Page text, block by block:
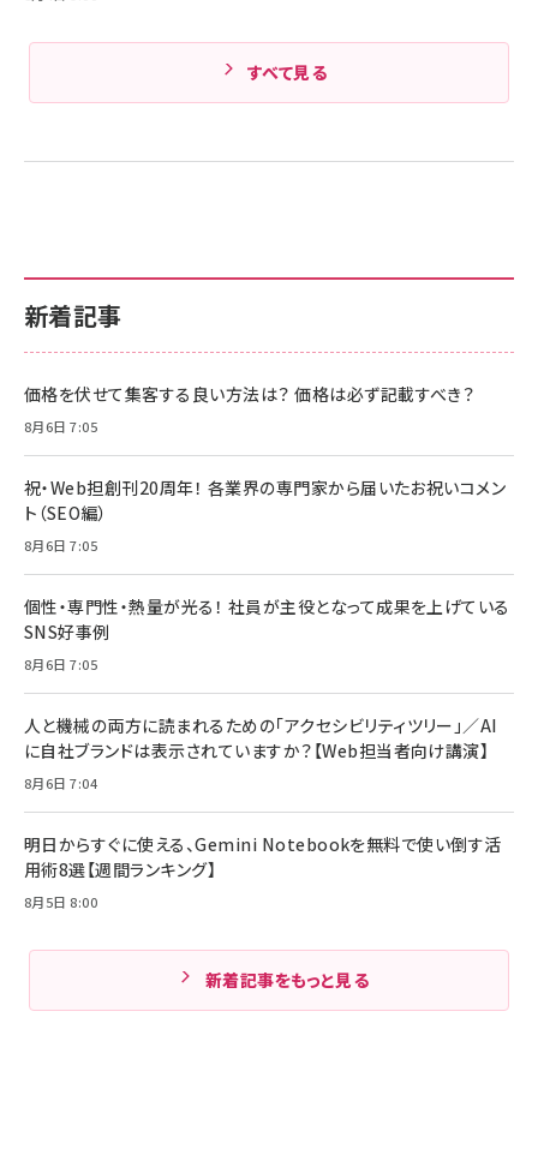
新着記事
価格を伏せて集客する良い方法は？ 価格は必ず記載すべき？
8月6日 7:05
祝・Web担創刊20周年！ 各業界の専門家から届いたお祝いコメン
ト（SEO編）
8月6日 7:05
個性・専門性・熱量が光る！ 社員が主役となって成果を上げている
SNS好事例
8月6日 7:05
人と機械の両方に読まれるための「アクセシビリティツリー」／AI
に自社ブランドは表示されていますか？【Web担当者向け講演】
8月6日 7:04
明日からすぐに使える、Gemini Notebookを無料で使い倒す活
用術8選【週間ランキング】
8月5日 8:00
新着記事をもっと見る
すべて見る